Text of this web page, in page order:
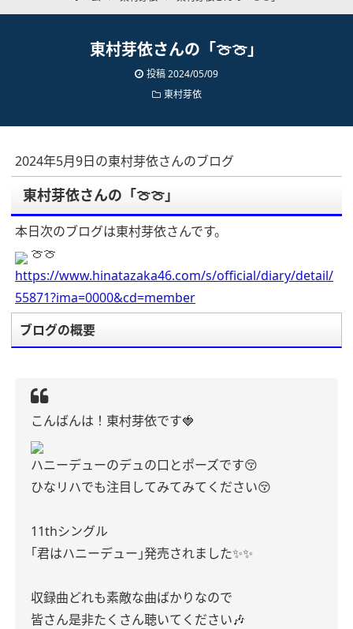
東村芽依さんの「🍈🍈」
投稿2024/05/09
東村芽依
2024年5月9日の東村芽依さんのブログ
東村芽依さんの「🍈🍈」
本日次のブログは東村芽依さんです。
🍈🍈
https://www.hinatazaka46.com/s/official/diary/detail/
55871?ima=0000&cd=member
ブログの概要
こんばんは！東村芽依です🍓
ハニーデューのデュの口とポーズです😚
ひなリハでも注目してみてみてください😚
11thシングル
｢君はハニーデュー｣発売されました✨️✨️
収録曲どれも素敵な曲ばかりなので
皆さん是非たくさん聴いてください🎶